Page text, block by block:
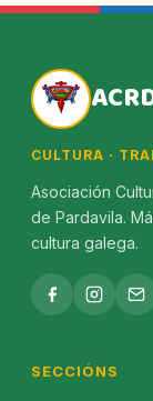
CULTURA ·
Asociación
de Pardavila.
cultura galega.
SECCIÓNS